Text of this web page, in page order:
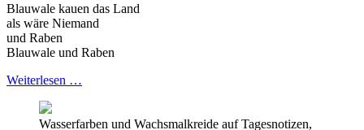
Blauwale kauen das Land
als wäre Niemand
und Raben
Blauwale und Raben
Weiterlesen …
Wasserfarben und Wachsmalkreide auf Tagesnotizen,